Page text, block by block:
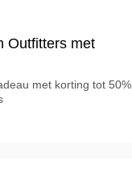
Outfitters met
met korting tot 50%